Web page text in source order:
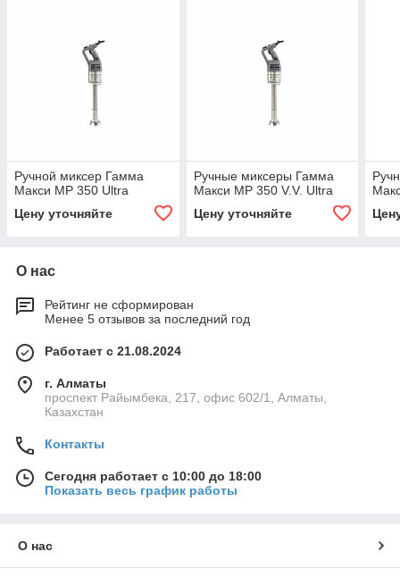
Ручной миксер Гамма
Макси MP 350 Ultra
Цену уточняйте
Ручные миксеры Гамма
Макси MP 350 V.V. Ultra
Цену уточняйте
О нас
Рейтинг не сформирован
Менее 5 отзывов за последний год
Работает с 21.08.2024
г. Алматы
проспект Райымбека, 217, офис 602/1, Алматы,
Казахстан
Контакты
Сегодня работает с 10:00 до 18:00
Показать весь график работы
О нас